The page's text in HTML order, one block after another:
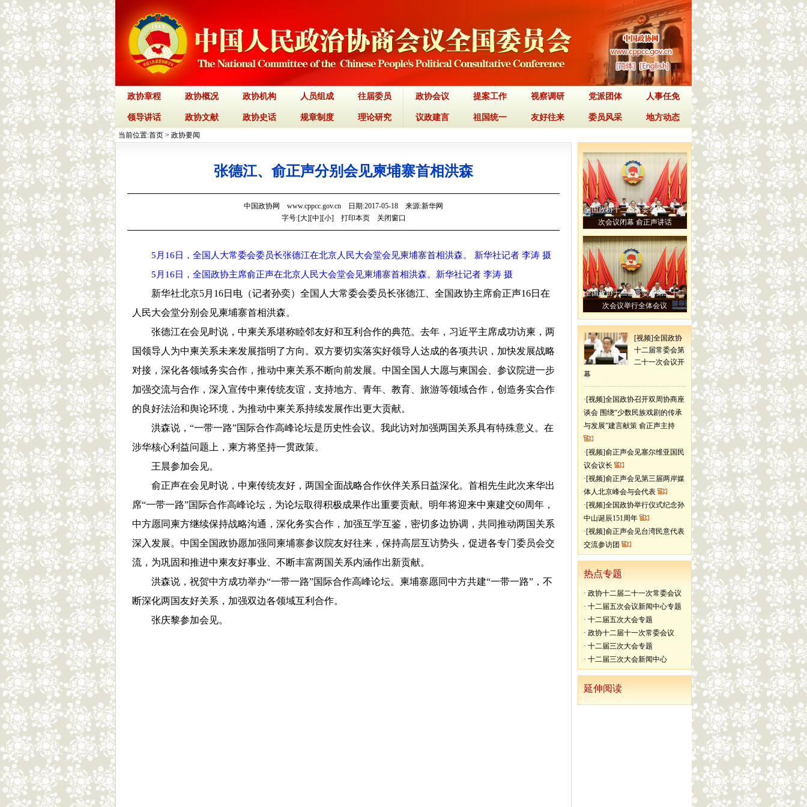
政协章程 政协概况 政协机构 人员组成 往届委员
领导讲话 政协文献 政协史话 规章制度 理论研究
政协会议 提案工作 视察调研 党派团体 人事任免
议政建言 祖国统一 友好往来 委员风采 地方动态
当前位置:首页 > 政协要闻
张德江、俞正声分别会见柬埔寨首相洪森
中国政协网 www.cppcc.gov.cn 日期:2017-05-18 来源:新华网
字号:[大][中][小] 打印本页 关闭窗口
5月16日，全国人大常委会委员长张德江在北京人民大会堂会见柬埔寨首相洪森。 新华社记者 李涛 摄
5月16日，全国政协主席俞正声在北京人民大会堂会见柬埔寨首相洪森。新华社记者 李涛 摄
新华社北京5月16日电（记者孙奕）全国人大常委会委员长张德江、全国政协主席俞正声16日在
人民大会堂分别会见柬埔寨首相洪森。
张德江在会见时说，中柬关系堪称睦邻友好和互利合作的典范。去年，习近平主席成功访柬，两
国领导人为中柬关系未来发展指明了方向。双方要切实落实好领导人达成的各项共识，加快发展战略
对接，深化各领域务实合作，推动中柬关系不断向前发展。中国全国人大愿与柬国会、参议院进一步
加强交流与合作，深入宣传中柬传统友谊，支持地方、青年、教育、旅游等领域合作，创造务实合作
的良好法治和舆论环境，为推动中柬关系持续发展作出更大贡献。
洪森说，“一带一路”国际合作高峰论坛是历史性会议。我此访对加强两国关系具有特殊意义。在
涉华核心利益问题上，柬方将坚持一贯政策。
王晨参加会见。
俞正声在会见时说，中柬传统友好，两国全面战略合作伙伴关系日益深化。首相先生此次来华出
席“一带一路”国际合作高峰论坛，为论坛取得积极成果作出重要贡献。明年将迎来中柬建交60周年，
中方愿同柬方继续保持战略沟通，深化务实合作，加强互学互鉴，密切多边协调，共同推动两国关系
深入发展。中国全国政协愿加强同柬埔寨参议院友好往来，保持高层互访势头，促进各专门委员会交
流，为巩固和推进中柬友好事业、不断丰富两国关系内涵作出新贡献。
洪森说，祝贺中方成功举办“一带一路”国际合作高峰论坛。柬埔寨愿同中方共建“一带一路”，不
断深化两国友好关系，加强双边各领域互利合作。
张庆黎参加会见。
全国政协十二届常委会第二十二
次会议闭幕 俞正声讲话
全国政协十二届常委会第二十二
次会议举行全体会议
[视频]全国政协
十二届常委会第
二十一次会议开
幕
·[视频]全国政协召开双周协商座
谈会 围绕“少数民族戏剧的传承
与发展”建言献策 俞正声主持
·[视频]俞正声会见塞尔维亚国民
议会议长
·[视频]俞正声会见第三届两岸媒
体人北京峰会与会代表
·[视频]全国政协举行仪式纪念孙
中山诞辰151周年
·[视频]俞正声会见台湾民意代表
交流参访团
热点专题
·政协十二届二十一次常委会议
·十二届五次会议新闻中心专题
·十二届五次大会专题
·政协十二届十一次常委会议
·十二届三次大会专题
·十二届三次大会新闻中心
延伸阅读